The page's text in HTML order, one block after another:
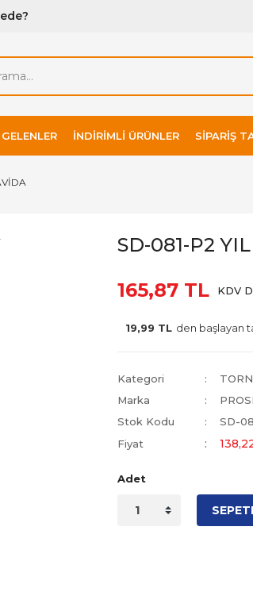
İNDIRIMLI ÜRÜNLER SIPARIŞ
SD-081-P2
165,87 TL
KDV
19,99 TL den başlayan
Kategori
Marka
Stok Kodu
SD-
Fiyat
Adet